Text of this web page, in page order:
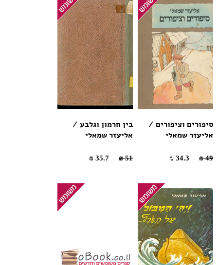
סיפורים וציפורים /
אליעזר שמאלי
49 ₪
בין חרמון וגלבע /
אליעזר שמאלי
51 ₪